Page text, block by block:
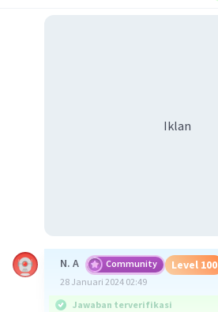
Iklan
N. A Community Level 100
28 Januari 2024 02:49
Jawaban terverifikasi